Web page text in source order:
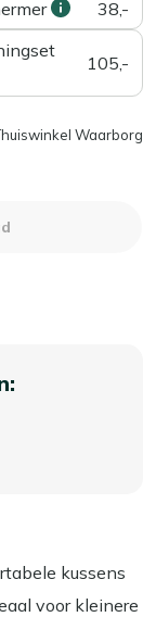
38,-
105,-
Waarborg
kussens
voor kleinere